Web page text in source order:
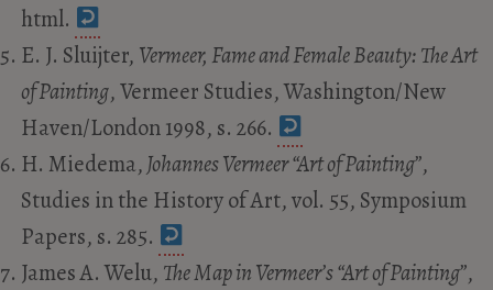
html.
E. J. Sluijter, Vermeer, Fame and Female Beauty: The Art
of Painting, Vermeer Studies, Washington/New
Haven/London 1998, s. 266.
H. Miedema,Johannes Vermeer “Art of Painting”,
Studies in the History of Art, vol. 55, Symposium
Papers, s. 285.
James A. Welu, The Map in Vermeer’s “Art of Painting”,